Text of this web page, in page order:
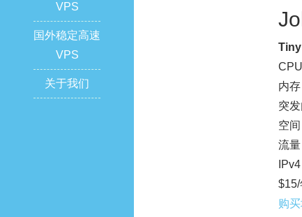
VPS
国外稳定高速
VPS
关于我们
内
突
空
流量
$15/
购